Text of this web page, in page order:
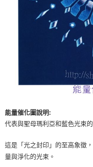
能量催化圖說明:
代表與聖母瑪利亞和藍色光束
這是「光之封印」的至高象徵
量與淨化的光束。